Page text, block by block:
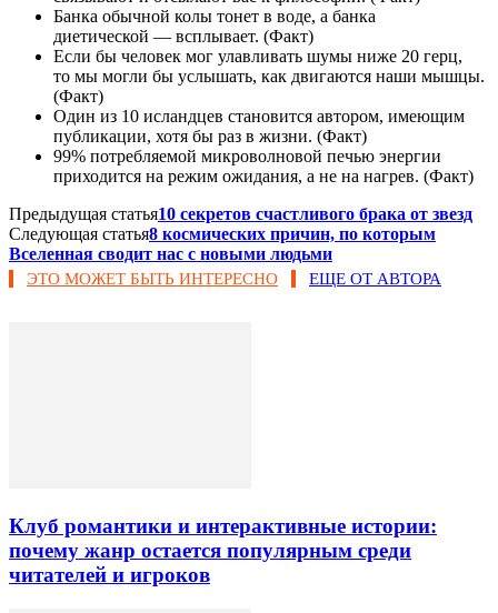
Банка обычной колы тонет в воде, а банка
диетической — всплывает. (Факт)
Если бы человек мог улавливать шумы ниже 20 герц,
то мы могли бы услышать, как двигаются наши мышцы.
(Факт)
Один из 10 исландцев становится автором, имеющим
публикации, хотя бы раз в жизни. (Факт)
99% потребляемой микроволновой печью энергии
приходится на режим ожидания, а не на нагрев. (Факт)
Предыдущая статья10 секретов счастливого брака от звезд
Следующая статья8 космических причин, по которым
Вселенная сводит нас с новыми людьми
ЭТО МОЖЕТ БЫТЬ ИНТЕРЕСНО ЕЩЕ ОТ АВТОРА
Клуб романтики и интерактивные истории:
почему жанр остается популярным среди
читателей и игроков